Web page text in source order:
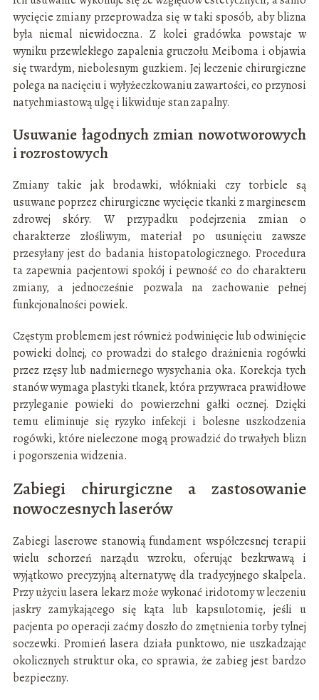
wycięcie zmiany przeprowadza się w taki sposób, aby blizna
była niemal niewidoczna. Z kolei gradówka powstaje w
wyniku przewlekłego zapalenia gruczołu Meiboma i objawia
się twardym, niebolesnym guzkiem. Jej leczenie chirurgiczne
polega na nacięciu i wyłyżeczkowaniu zawartości, co przynosi
natychmiastową ulgę i likwiduje stan zapalny.
Usuwanie łagodnych zmian nowotworowych
i rozrostowych
Zmiany takie jak brodawki, włókniaki czy torbiele są
usuwane poprzez chirurgiczne wycięcie tkanki z marginesem
zdrowej skóry. W przypadku podejrzenia zmian o
charakterze złośliwym, materiał po usunięciu zawsze
przesyłany jest do badania histopatologicznego. Procedura
ta zapewnia pacjentowi spokój i pewność co do charakteru
zmiany, a jednocześnie pozwala na zachowanie pełnej
funkcjonalności powiek.
Częstym problemem jest również podwinięcie lub odwinięcie
powieki dolnej, co prowadzi do stałego drażnienia rogówki
przez rzęsy lub nadmiernego wysychania oka. Korekcja tych
stanów wymaga plastyki tkanek, która przywraca prawidłowe
przyleganie powieki do powierzchni gałki ocznej. Dzięki
temu eliminuje się ryzyko infekcji i bolesne uszkodzenia
rogówki, które nieleczone mogą prowadzić do trwałych blizn
i pogorszenia widzenia.
Zabiegi chirurgiczne a zastosowanie
nowoczesnych laserów
Zabiegi laserowe stanowią fundament współczesnej terapii
wielu schorzeń narządu wzroku, oferując bezkrwawą i
wyjątkowo precyzyjną alternatywę dla tradycyjnego skalpela.
Przy użyciu lasera lekarz może wykonać iridotomy w leczeniu
jaskry zamykającego się kąta lub kapsulotomię, jeśli u
pacjenta po operacji zaćmy doszło do zmętnienia torby tylnej
soczewki. Promień lasera działa punktowo, nie uszkadzając
okolicznych struktur oka, co sprawia, że zabieg jest bardzo
bezpieczny.